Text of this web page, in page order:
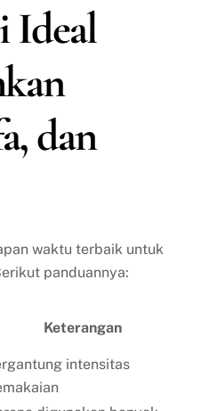
Ideal
dan
waktu terbaik untuk
panduannya:
Keterangan
intensitas